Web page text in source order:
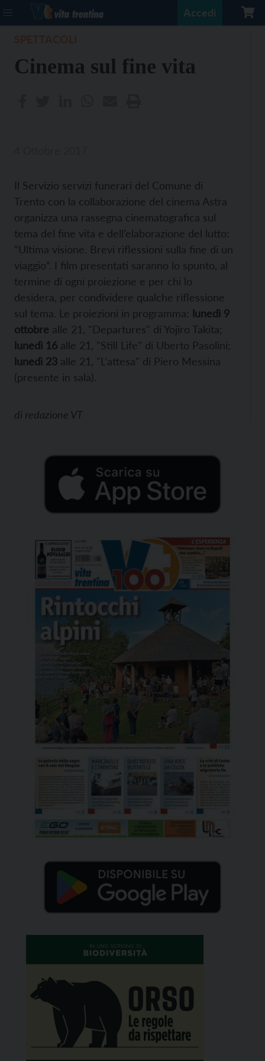
Accedi
Cinema sul fine vita
Il Servizio servizi funerari del Comune di
Trento con la collaborazione del cinema Astra
organizza una rassegna cinematografica sul
tema del fine vita e dell’elaborazione del lutto:
“Ultima visione. Brevi riflessioni sulla fine di un
viaggio”. I film presentati saranno lo spunto, al
termine di ogni proiezione e per chi lo
desidera, per condividere qualche riflessione
sul tema. Le proiezioni in programma: lunedì 9
ottobre alle 21, "Departures" di Yojiro Takita;
lunedì 16 alle 21, "Still Life" di Uberto Pasolini;
lunedì 23 alle 21, "L'attesa" di Piero Messina
(presente in sala).
di redazione VT